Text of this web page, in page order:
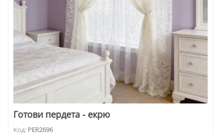
Готови пердета - екрю
Код: PER2696